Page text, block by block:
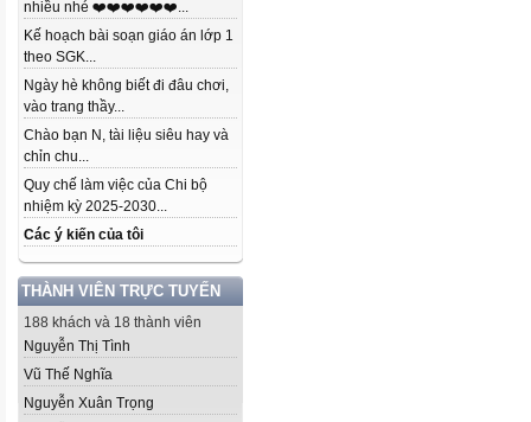
nhiều nhé ❤️❤️❤️❤️❤️❤️...
Kế hoạch bài soạn giáo án lớp 1
theo SGK...
Ngày hè không biết đi đâu chơi,
vào trang thầy...
Chào bạn N, tài liệu siêu hay và
chỉn chu...
Quy chế làm việc của Chi bộ
nhiệm kỳ 2025-2030...
Các ý kiến của tôi
THÀNH VIÊN TRỰC TUYẾN
188 khách và 18 thành viên
Nguyễn Thị Tình
Vũ Thế Nghĩa
Nguyễn Xuân Trọng